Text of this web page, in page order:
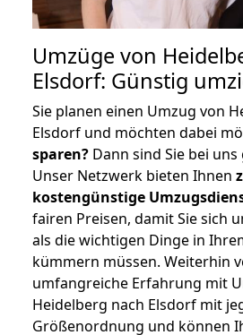
Umzüge von
Elsdorf: Günstig
Sie planen einen Umzug von
Elsdorf und möchten dabei
sparen? Dann sind Sie bei
Unser Netzwerk bieten Ihnen
kostengünstige
fairen Preisen, damit Sie sich
als die wichtigen Dinge in
kümmern müssen. Weiterhin
umfangreiche Erfahrung mit
Heidelberg nach Elsdorf mit
Größenordnung und können